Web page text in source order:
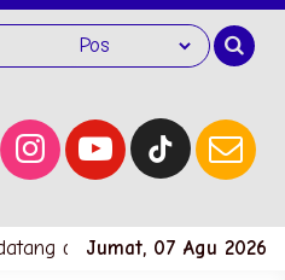
Jumat, 07 Agu 2026
di website SMK Negeri 1